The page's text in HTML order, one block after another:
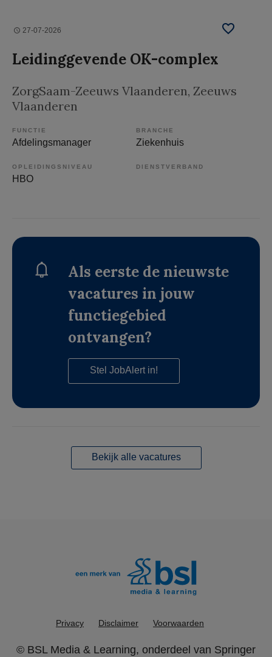
27-07-2026
Leidinggevende OK-complex
ZorgSaam-Zeeuws Vlaanderen, Zeeuws
Vlaanderen
FUNCTIE
Afdelingsmanager
BRANCHE
Ziekenhuis
OPLEIDINGSNIVEAU
HBO
DIENSTVERBAND
Als eerste de nieuwste
vacatures in jouw
functiegebied
ontvangen?
Stel JobAlert in!
Bekijk alle vacatures
Privacy Disclaimer Voorwaarden
© BSL Media & Learning, onderdeel van Springer